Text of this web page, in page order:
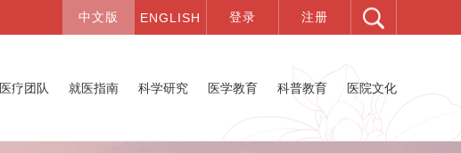
医疗团队 就医指南 科学研究 医学教育 科普教育 医院文化